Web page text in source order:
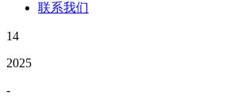
联系我们
14
2025
-